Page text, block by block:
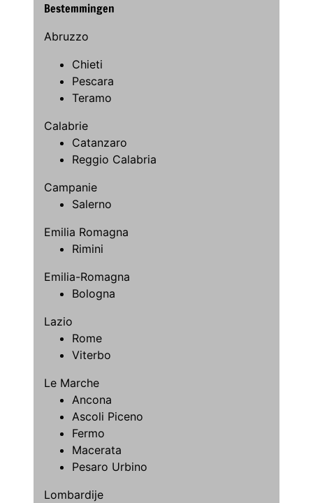
Bestemmingen
Abruzzo
Chieti
Pescara
Teramo
Calabrie
Catanzaro
Reggio Calabria
Campanie
Salerno
Emilia Romagna
Rimini
Emilia-Romagna
Bologna
Lazio
Rome
Viterbo
Le Marche
Ancona
Ascoli Piceno
Fermo
Macerata
Pesaro Urbino
Lombardije